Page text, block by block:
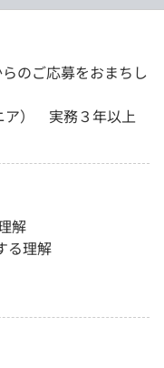
のご応募をおまちし
ア） 実務３年以上
解
る理解